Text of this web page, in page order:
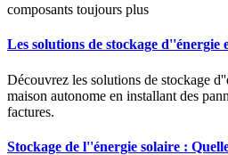
composants toujours plus
Les solutions de stockage d''énergie
Découvrez les solutions de stockage
maison autonome en installant des
factures.
Stockage de l''énergie solaire :